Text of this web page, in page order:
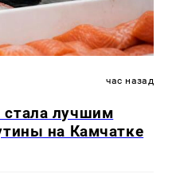
час назад
лучшим
на Камчатке